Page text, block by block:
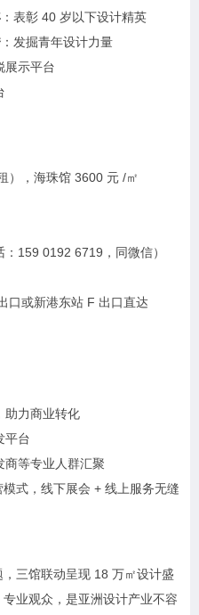
：表彰 40 岁以下设计精英
：发掘青年设计力量
展示平台
），海珠馆 3600 元 /㎡
159 0192 6719，同微信）
口或新港东站 F 出口直达
助力商业转化
平台
商等专业人群汇聚
模式，线下展会 + 线上服务无缝
三馆联动呈现 18 万㎡设计盛
业观众，是亚洲设计产业不容